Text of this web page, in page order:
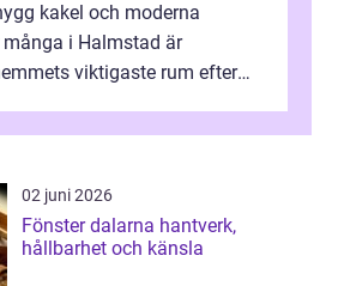
kakel och moderna
många i Halmstad är
viktigaste rum efter
02 juni 2026
Fönster dalarna hantverk,
hållbarhet och känsla